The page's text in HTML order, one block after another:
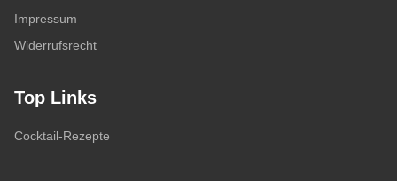
Impressum
Widerrufsrecht
Top Links
Cocktail-Rezepte